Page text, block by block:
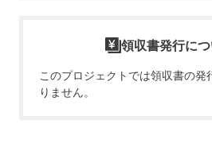
領収書発行に
このプロジェクトでは領収書の発
りません。